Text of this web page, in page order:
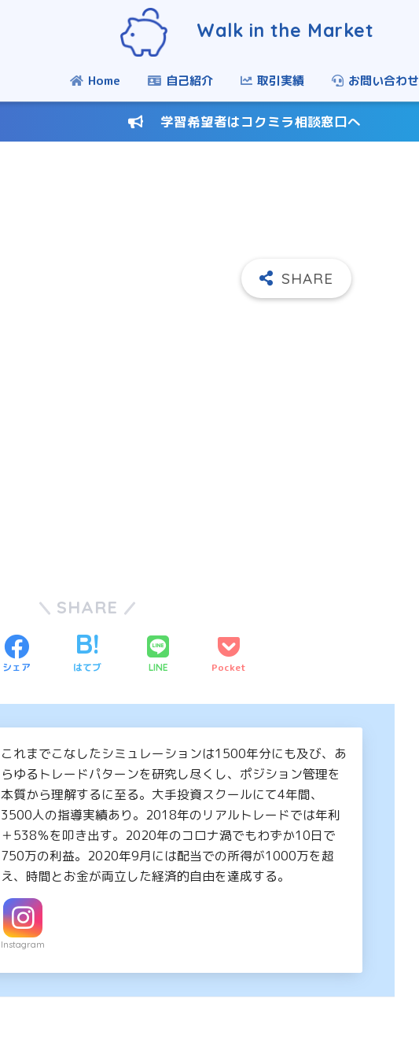
Walk in the Market
Home 自己紹介 取引実績 お問い合わせ
学習希望者はコクミラ相談窓口へ
SHARE
シェア はてブ LINE Pocket
これまでこなしたシミュレーションは1500年分にも及び、あ
らゆるトレードパターンを研究し尽くし、ポジション管理を
本質から理解するに至る。大手投資スクールにて4年間、
3500人の指導実績あり。2018年のリアルトレードでは年利
＋538％を叩き出す。2020年のコロナ渦でもわずか10日で
750万の利益。2020年9月には配当での所得が1000万を超
え、時間とお金が両立した経済的自由を達成する。
Instagram